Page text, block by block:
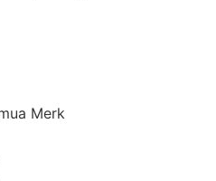
Merk